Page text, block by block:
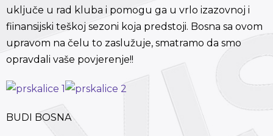
uključe u rad kluba i pomogu ga u vrlo izazovnoj i
fiinansijski teškoj sezoni koja predstoji. Bosna sa ovom
upravom na čelu to zaslužuje, smatramo da smo
opravdali vaše povjerenje!!
BUDI BOSNA